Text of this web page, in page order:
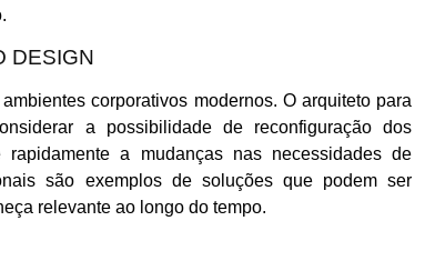
DESIGN
corporativos modernos. O arquiteto para
a possibilidade de reconfiguração dos
a mudanças nas necessidades de
são exemplos de soluções que podem ser
relevante ao longo do tempo.